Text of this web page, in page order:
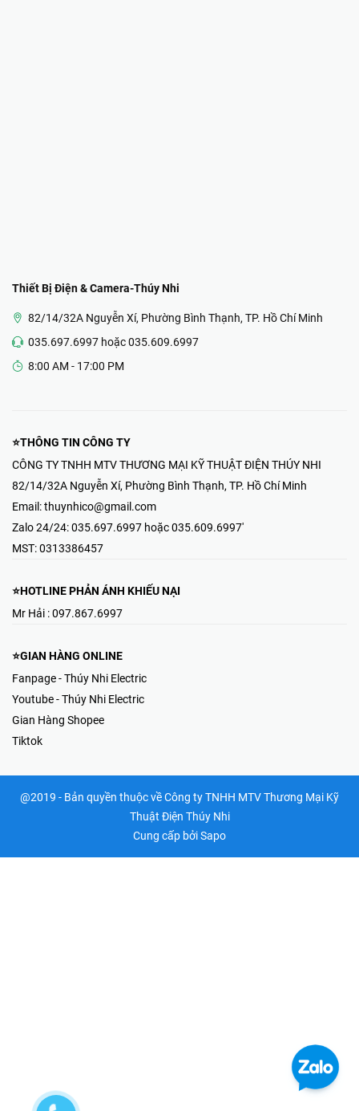
Thiết Bị Điện & Camera-Thúy Nhi
82/14/32A Nguyễn Xí, Phường Bình Thạnh, TP. Hồ Chí Minh
035.697.6997 hoặc 035.609.6997
8:00 AM - 17:00 PM
⭐THÔNG TIN CÔNG TY
CÔNG TY TNHH MTV THƯƠNG MẠI KỸ THUẬT ĐIỆN THÚY NHI
82/14/32A Nguyễn Xí, Phường Bình Thạnh, TP. Hồ Chí Minh
Email:thuynhico@gmail.com
Zalo 24/24:035.697.6997 hoặc 035.609.6997'
MST:0313386457
⭐HOTLINE PHẢN ÁNH KHIẾU NẠI
Mr Hải : 097.867.6997
⭐GIAN HÀNG ONLINE
Fanpage - Thúy Nhi Electric
Youtube - Thúy Nhi Electric
Gian Hàng Shopee
Tiktok
@2019 - Bản quyền thuộc về Công ty TNHH MTV Thương Mại Kỹ
Thuật Điện Thúy Nhi
Cung cấp bởiSapo